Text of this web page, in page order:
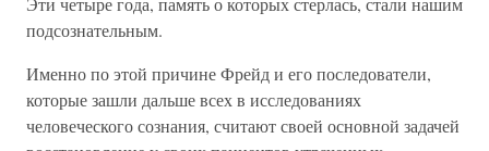
подсознательным.
Именно по этой причине Фрейд и его последователи,
которые зашли дальше всех в исследованиях
человеческого сознания, считают своей основной задачей